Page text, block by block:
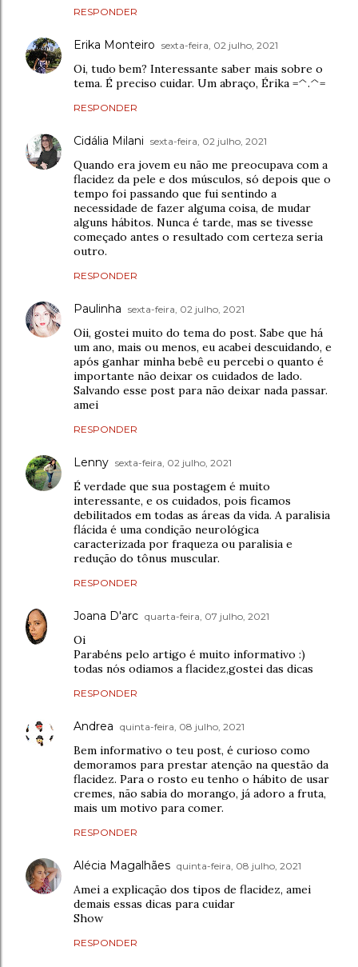
RESPONDER
Erika Monteiro sexta-feira, 02 julho, 2021
Oi, tudo bem? Interessante saber mais sobre o
tema. É preciso cuidar. Um abraço, Érika =^.^=
RESPONDER
Cidália Milani sexta-feira, 02 julho, 2021
Quando era jovem eu não me preocupava com a
flacidez da pele e dos músculos, só depois que o
tempo foi passando que fui sentindo a
necessidade de fazer alguma coisa, de mudar
alguns hábitos. Nunca é tarde, mas se tivesse
começado antes o resultado com certeza seria
outro.
RESPONDER
Paulinha sexta-feira, 02 julho, 2021
Oii, gostei muito do tema do post. Sabe que há
um ano, mais ou menos, eu acabei descuidando, e
após ganhar minha bebê eu percebi o quanto é
importante não deixar os cuidados de lado.
Salvando esse post para não deixar nada passar.
amei
RESPONDER
Lenny sexta-feira, 02 julho, 2021
É verdade que sua postagem é muito
interessante, e os cuidados, pois ficamos
debilitados em todas as áreas da vida. A paralisia
flácida é uma condição neurológica
caracterizada por fraqueza ou paralisia e
redução do tônus muscular.
RESPONDER
Joana D'arc quarta-feira, 07 julho, 2021
Oi
Parabéns pelo artigo é muito informativo :)
todas nós odiamos a flacidez,gostei das dicas
RESPONDER
Andrea quinta-feira, 08 julho, 2021
Bem informativo o teu post, é curioso como
demoramos para prestar atenção na questão da
flacidez. Para o rosto eu tenho o hábito de usar
cremes, não sabia do morango, já adoro a fruta,
mais um motivo para comer.
RESPONDER
Alécia Magalhães quinta-feira, 08 julho, 2021
Amei a explicação dos tipos de flacidez, amei
demais essas dicas para cuidar
Show
RESPONDER